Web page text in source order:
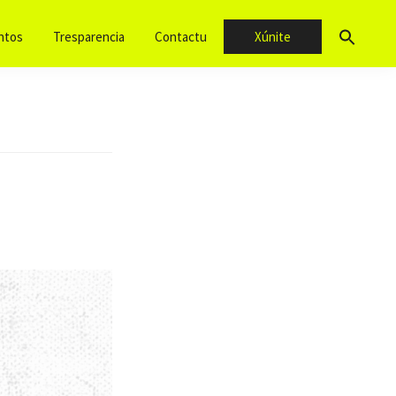
Tresparencia Contactu Xúnite